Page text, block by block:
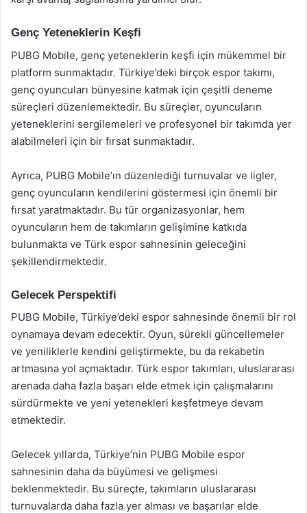
Genç Yeteneklerin Keşfi
PUBG Mobile, genç yeteneklerin keşfi için mükemmel bir
platform sunmaktadır. Türkiye’deki birçok espor takımı,
genç oyuncuları bünyesine katmak için çeşitli deneme
süreçleri düzenlemektedir. Bu süreçler, oyuncuların
yeteneklerini sergilemeleri ve profesyonel bir takımda yer
alabilmeleri için bir fırsat sunmaktadır.
Ayrıca, PUBG Mobile’ın düzenlediği turnuvalar ve ligler,
genç oyuncuların kendilerini göstermesi için önemli bir
fırsat yaratmaktadır. Bu tür organizasyonlar, hem
oyuncuların hem de takımların gelişimine katkıda
bulunmakta ve Türk espor sahnesinin geleceğini
şekillendirmektedir.
Gelecek Perspektifi
PUBG Mobile, Türkiye’deki espor sahnesinde önemli bir rol
oynamaya devam edecektir. Oyun, sürekli güncellemeler
ve yeniliklerle kendini geliştirmekte, bu da rekabetin
artmasına yol açmaktadır. Türk espor takımları, uluslararası
arenada daha fazla başarı elde etmek için çalışmalarını
sürdürmekte ve yeni yetenekleri keşfetmeye devam
etmektedir.
Gelecek yıllarda, Türkiye’nin PUBG Mobile espor
sahnesinin daha da büyümesi ve gelişmesi
beklenmektedir. Bu süreçte, takımların uluslararası
turnuvalarda daha fazla yer alması ve başarılar elde